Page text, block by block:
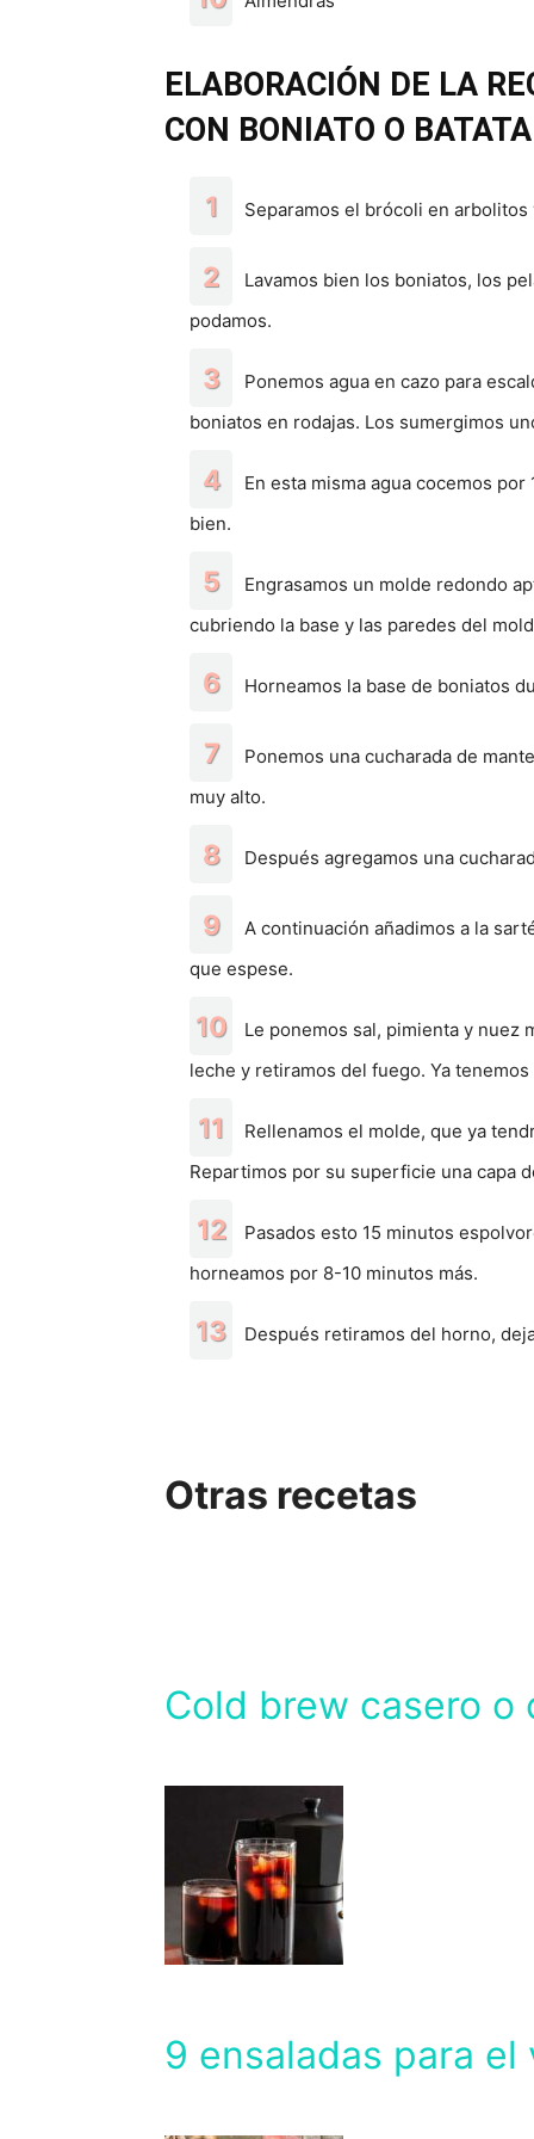
ELABORACIÓN DE LA
CON BONIATO O
Separamos el brócoli en arbolitos
Lavamos bien los boniatos, los
podamos.
Ponemos agua en cazo para
boniatos en rodajas. Los sumergimos
En esta misma agua cocemos
bien.
Engrasamos un molde redondo
cubriendo la base y las paredes del
Horneamos la base de boniatos
Ponemos una cucharada de
muy alto.
Después agregamos una
A continuación añadimos a la
que espese.
Le ponemos sal, pimienta y nuez
leche y retiramos del fuego. Ya
Rellenamos el molde, que ya
Repartimos por su superficie una capa
Pasados esto 15 minutos
horneamos por 8-10 minutos más.
Después retiramos del horno,
Otras recetas
Cold brew casero
9 ensaladas para